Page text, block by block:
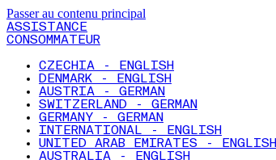
Passer au contenu principal
ASSISTANCE
CONSOMMATEUR
CZECHIA - ENGLISH
DENMARK - ENGLISH
AUSTRIA - GERMAN
SWITZERLAND - GERMAN
GERMANY - GERMAN
INTERNATIONAL - ENGLISH
UNITED ARAB EMIRATES - ENGLISH
AUSTRALIA - ENGLISH